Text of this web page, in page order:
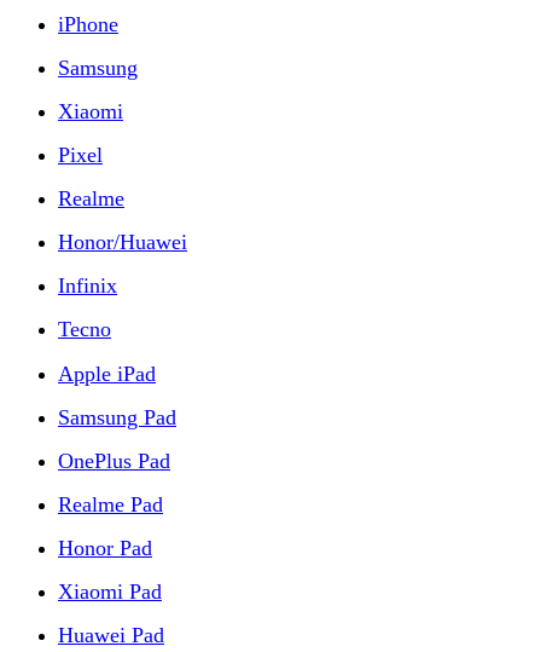
iPhone
Samsung
Xiaomi
Pixel
Realme
Honor/Huawei
Infinix
Tecno
Apple iPad
Samsung Pad
OnePlus Pad
Realme Pad
Honor Pad
Xiaomi Pad
Huawei Pad